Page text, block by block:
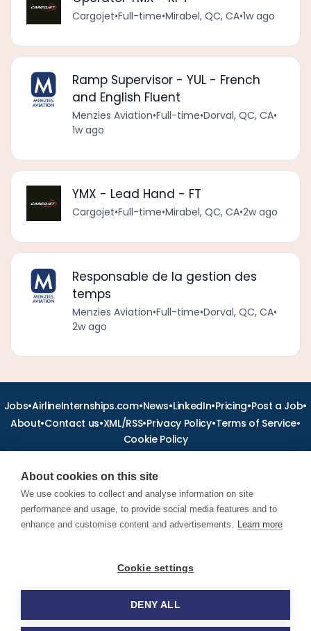
Cargojet•Full-time•Mirabel, QC, CA•1w ago
Ramp Supervisor - YUL - French
and English Fluent
Menzies Aviation•Full-time•Dorval, QC, CA•
1w ago
YMX - Lead Hand - FT
Cargojet•Full-time•Mirabel, QC, CA•2w ago
Responsable de la gestion des
temps
Menzies Aviation•Full-time•Dorval, QC, CA•
2w ago
Jobs•AirlineInternships.com•News•LinkedIn•Pricing•Post a Job•
About•Contact us•XML/RSS•Privacy Policy•Terms of Service•
Cookie Policy
Find aviation jobs worldwide – pilot, cabin crew, ground staff
and aerospace careers. Latest airline recruitment, industry
About cookies on this site
We use cookies to collect and analyse information on site
performance and usage, to provide social media features and to
enhance and customise content and advertisements. Learn more
Cookie settings
DENY ALL